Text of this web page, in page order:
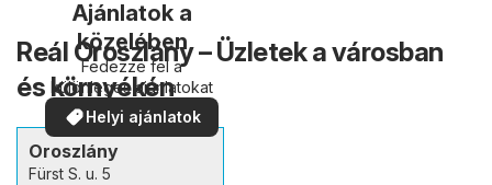
Ajánlatok a
közelében
Fedezze fel a
különleges ajánlatokat
Helyi ajánlatok
Reál Oroszlány – Üzletek a városban
és környékén
Oroszlány
Fürst S. u. 5